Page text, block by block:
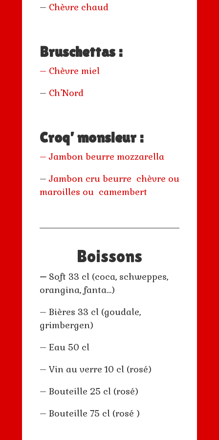
– Chèvre chaud
Bruschettas :
– Chèvre miel
– Ch’Nord
Croq’ monsieur :
– Jambon beurre mozzarella
– Jambon cru beurre chèvre ou
maroilles ou camembert
Boissons
– Soft 33 cl (coca, schweppes,
orangina, fanta…)
– Bières 33 cl (goudale,
grimbergen)
– Eau 50 cl
– Vin au verre 10 cl (rosé)
– Bouteille 25 cl (rosé)
– Bouteille 75 cl (rosé )